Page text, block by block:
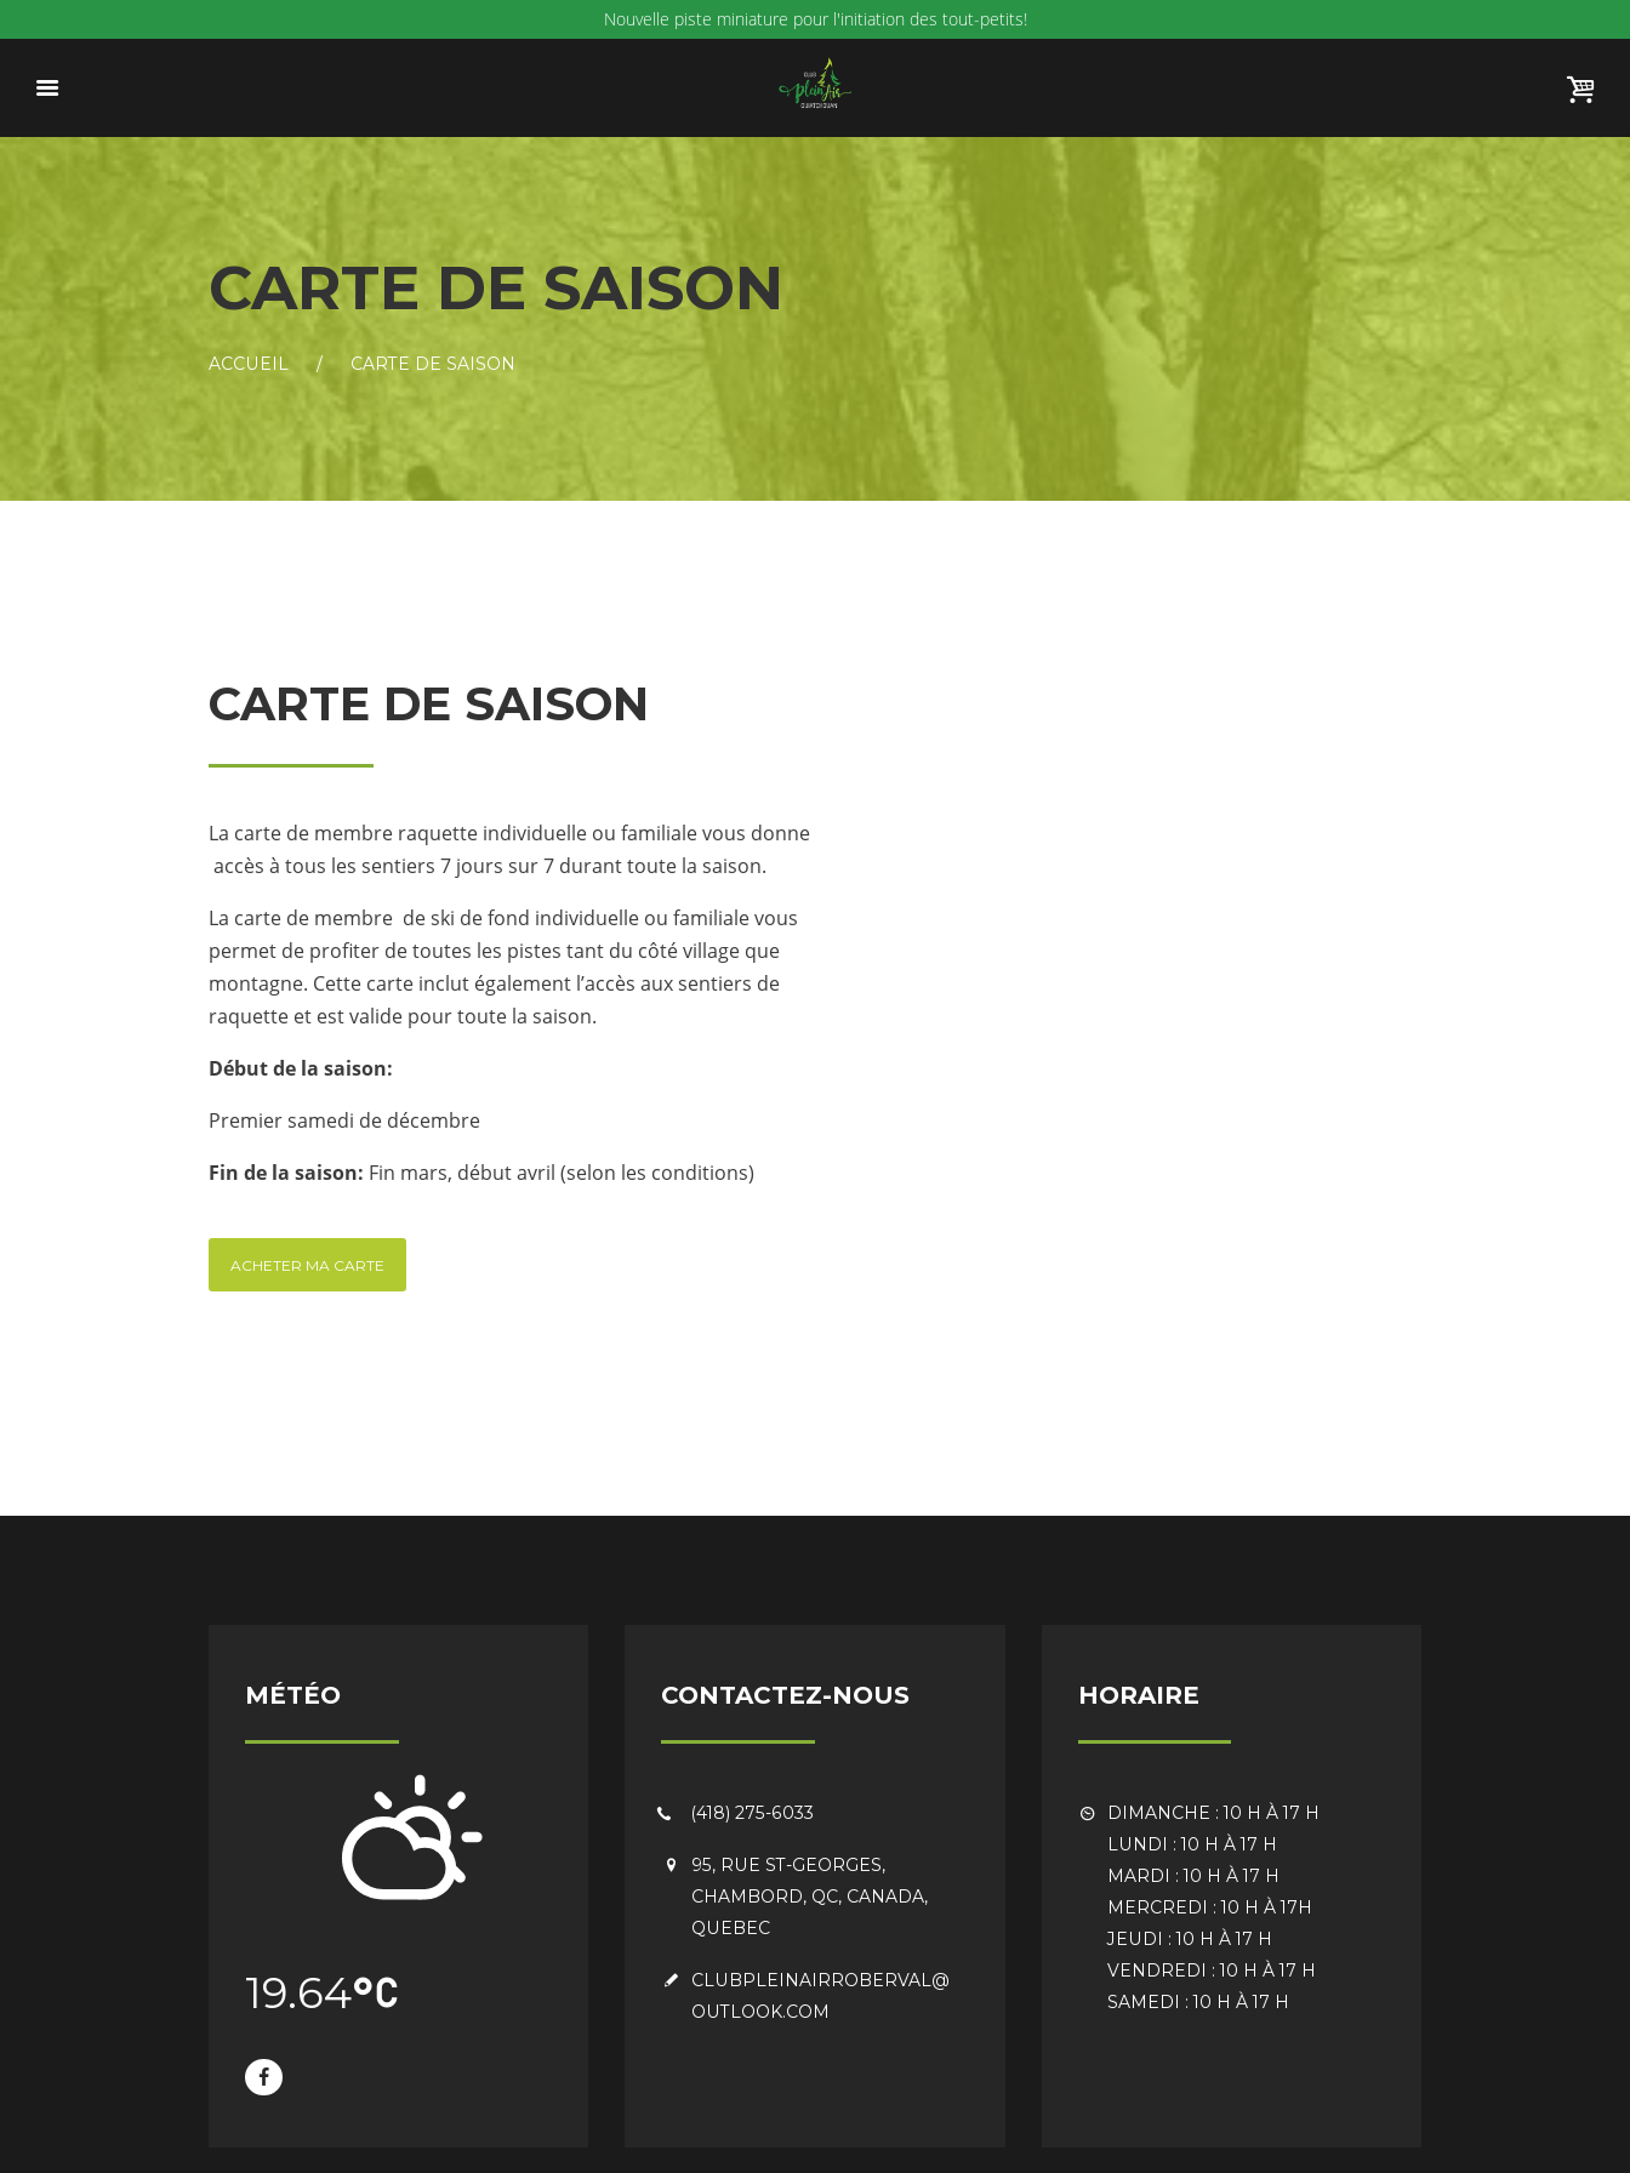
Nouvelle piste miniature pour l'initiation des tout-petits!
CARTE DE SAISON
ACCUEIL CARTE DE SAISON
CARTE DE SAISON
La carte de membre raquette individuelle ou familiale vous donne
accès à tous les sentiers 7 jours sur 7 durant toute la saison.
La carte de membre de ski de fond individuelle ou familiale vous
permet de profiter de toutes les pistes tant du côté village que
montagne. Cette carte inclut également l’accès aux sentiers de
raquette et est valide pour toute la saison.
Début de la saison:
Premier samedi de décembre
Fin de la saison: Fin mars, début avril (selon les conditions)
ACHETER MA CARTE
MÉTÉO
19.64
CONTACTEZ-NOUS
(418) 275-6033
95, RUE ST-GEORGES,
CHAMBORD, QC, CANADA,
QUEBEC
CLUBPLEINAIRROBERVAL@
OUTLOOK.COM
HORAIRE
DIMANCHE : 10 H À 17 H
LUNDI : 10 H À 17 H
MARDI : 10 H À 17 H
MERCREDI : 10 H À 17H
JEUDI : 10 H À 17 H
VENDREDI : 10 H À 17 H
SAMEDI : 10 H À 17 H